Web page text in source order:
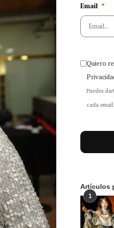
Email *
Quiero
Puedes
cada email.
Artículos
1